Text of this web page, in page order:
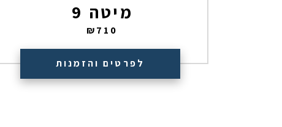
מיטה 9
₪710
לפרטים והזמנות